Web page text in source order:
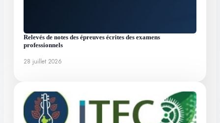
Relevés de notes des épreuves écrites des examens
professionnels
28 juillet 2026